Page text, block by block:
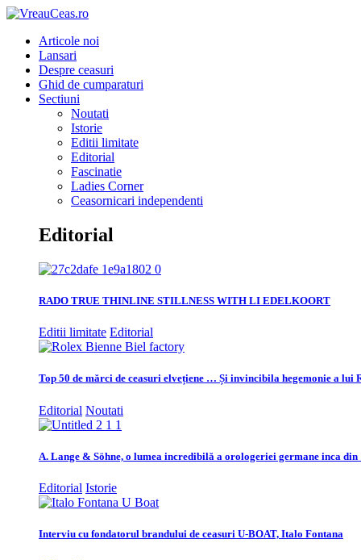
Articole noi
Lansari
Despre ceasuri
Ghid de cumparaturi
Sectiuni
Noutati
Istorie
Editii limitate
Editorial
Fascinatie
Ladies Corner
Ceasornicari independenti
Editorial
RADO TRUE THINLINE STILLNESS WITH LI EDELKOORT
Editii limitate Editorial
Top 50 de mărci de ceasuri elvețiene … Și invincibila hegemonie a lui
Editorial Noutati
A. Lange & Söhne, o lumea incredibilă a orologeriei germane inca din
Editorial Istorie
Interviu cu fondatorul brandului de ceasuri U-BOAT, Italo Fontana